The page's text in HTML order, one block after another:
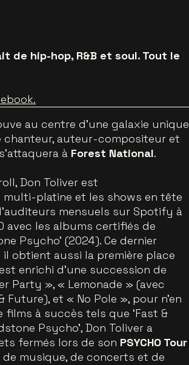
de hip-hop, R&B et soul. Tout le
au centre d'une galaxie unique
chanteur, auteur-compositeur et
à Forest National.
Don Toliver est
platine et les shows en tête
mensuels sur Spotify à
avec les albums certifiés de
Psycho' (2024). Ce dernier
obtient aussi la première place
enrichi d'une succession de
Party », « Lemonade » (avec
Future), et « No Pole », pour n'en
à succès tels que ‘Fast &
Psycho', Don Toliver a
fermés lors de son PSYCHO Tour
musique, de concerts et de